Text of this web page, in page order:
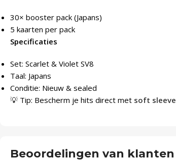
30× booster pack (Japans)
5 kaarten per pack
Specificaties
Set: Scarlet & Violet SV8
Taal: Japans
Conditie: Nieuw & sealed
💡 Tip: Bescherm je hits direct met soft
Beoordelingen van klanten